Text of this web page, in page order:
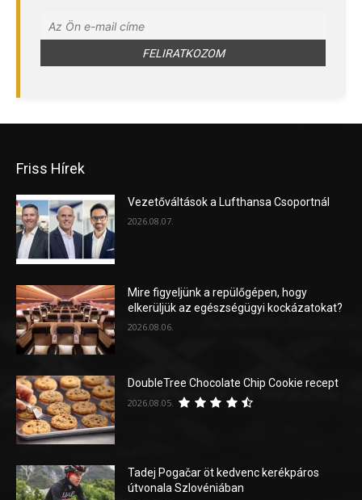
Friss Hírek
Vezetőváltások a Lufthansa Csoportnál
2026.08.07.
Mire figyeljünk a repülőgépen, hogy
elkerüljük az egészségügyi kockázatokat?
2026.08.06.
DoubleTree Chocolate Chip Cookie recept
2026.08.05.
Tadej Pogačar öt kedvenc kerékpáros
útvonala Szlovéniában